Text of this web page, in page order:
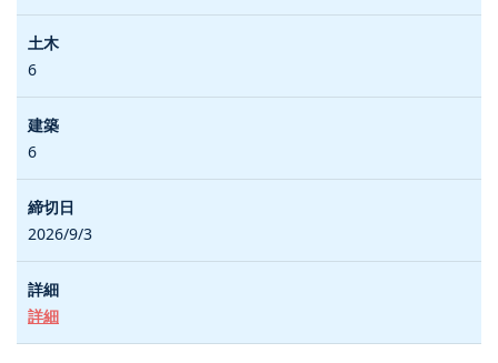
6
6
2026/9/3
詳細